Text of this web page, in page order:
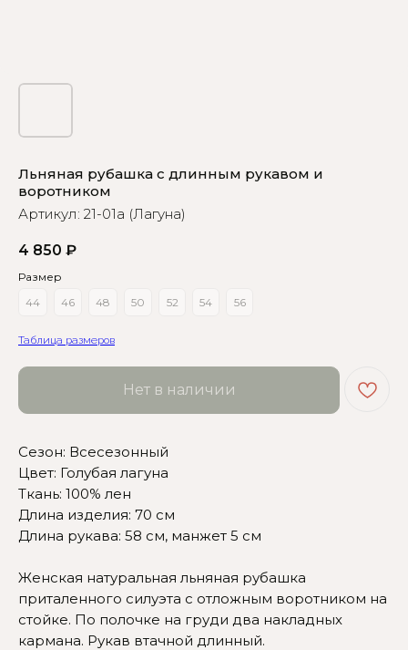
Льняная рубашка с длинным рукавом и
воротником
Артикул: 21-01а (Лагуна)
4 850 ₽
Размер
44
46 48 50 52 54 56
Таблица размеров
Нет в наличии
Сезон: Всесезонный
Цвет: Голубая лагуна
Ткань: 100% лен
Длина изделия: 70 см
Длина рукава: 58 см, манжет 5 см
Женская натуральная льняная рубашка
приталенного силуэта с отложным воротником на
стойке. По полочке на груди два накладных
кармана. Рукав втачной длинный.
Сомневаетесь в выборе?
Нажмите сюда, чтобы
посмотреть размерную сетку
Или напишите нам и мы